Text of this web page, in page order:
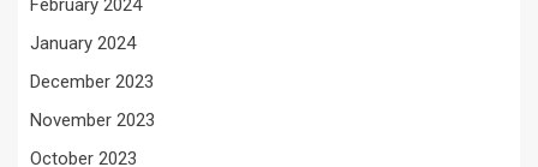
February 2024
January 2024
December 2023
November 2023
October 2023